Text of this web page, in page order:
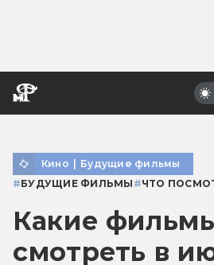
Кино | Будущие фильмы
#БУДУЩИЕ ФИЛЬМЫ #ЧТО
Какие
смотреть в